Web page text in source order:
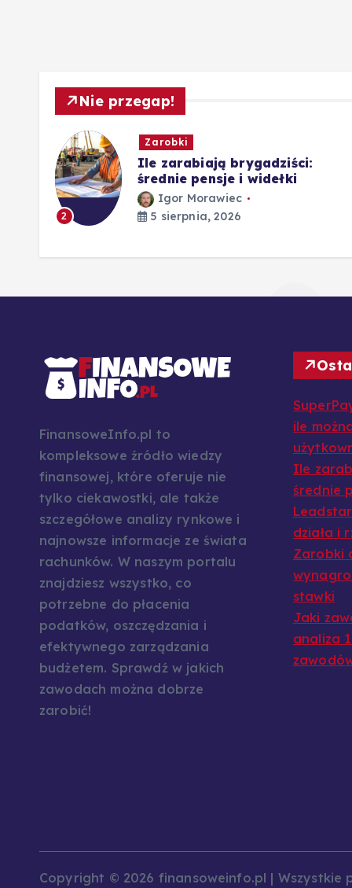
Nie przegap!
2
Zarobki
Ile zarabiają brygadziści:
średnie pensje i widełki
Igor Morawiec
5 sierpnia, 2026
FinansoweInfo.pl to
kompleksowe źródło wiedzy
finansowej, które oferuje nie
tylko ciekawostki, ale także
szczegółowe analizy rynkowe i
najnowsze informacje ze świata
rachunków. W naszym portalu
znajdziesz wszystko, co
potrzebne do płacenia
podatków, oszczędzania i
efektywnego zarządzania
budżetem. Sprawdź w jakich
zawodach można dobrze
zarobić!
ile
Ile
średnie
działa i
Zarobki
stawki
Jaki
analiza
Copyright © 2026 finansoweinfo.pl | Wszystkie